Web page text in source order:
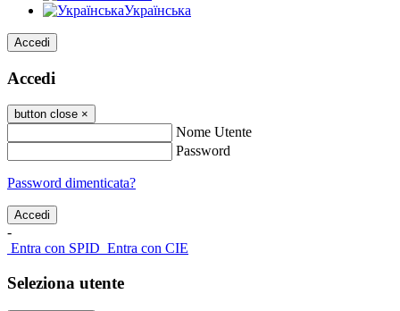
Українська
Accedi
Accedi
button close ×
Nome Utente
Password
Password dimenticata?
-
Entra con SPID Entra con CIE
Seleziona utente